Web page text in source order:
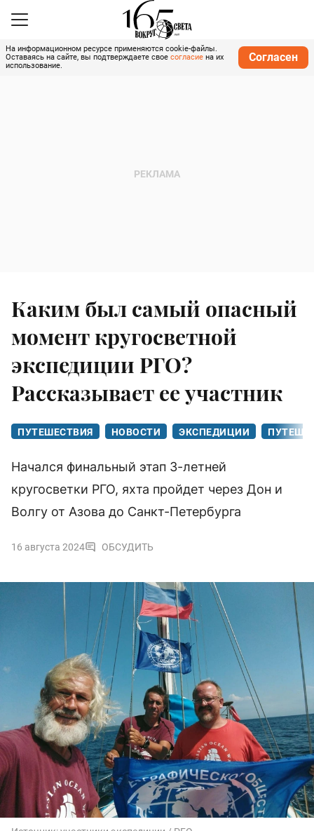
На информационном ресурсе применяются cookie-файлы.
Оставаясь на сайте, вы подтверждаете свое согласие на их
использование.
Согласен
Каким был самый опасный
момент кругосветной
экспедиции РГО?
Рассказывает ее участник
ПУТЕШЕСТВИЯ НОВОСТИ ЭКСПЕДИЦИИ
Начался финальный этап 3-летней
кругосветки РГО, яхта пройдет через Дон и
Волгу от Азова до Санкт-Петербурга
16 августа 2024 ОБСУДИТЬ